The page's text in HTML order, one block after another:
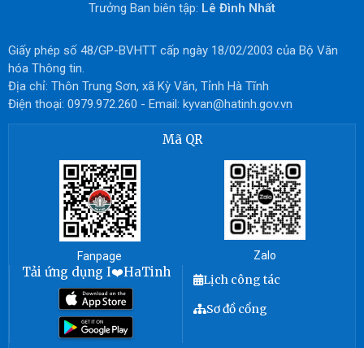
Trưởng Ban biên tập: Lê Đình Nhất
Giấy phép số 48/GP-BVHTT cấp ngày 18/02/2003 của Bộ Văn
hóa Thông tin.
Địa chỉ: Thôn Trung Sơn, xã Kỳ Văn, Tỉnh Hà Tĩnh
Điện thoại: 0979.972.260 - Email: kyvan@hatinh.gov.vn
Mã QR
Fanpage Zalo
Tải ứng dụng I❤️HaTinh
Lịch công tác
Sơ đồ cổng